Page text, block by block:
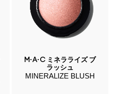
M·A·C ミネラライズ ブ
ラッシュ
MINERALIZE BLUSH